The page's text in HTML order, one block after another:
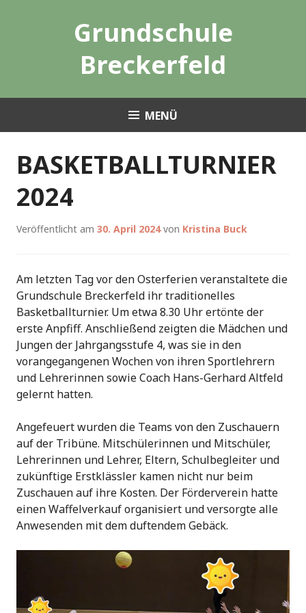
Grundschule
Breckerfeld
MENÜ
BASKETBALLTURNIER
2024
Veröffentlicht am 30. April 2024von Kristina Buck
Am letzten Tag vor den Osterferien veranstaltete die
Grundschule Breckerfeld ihr traditionelles
Basketballturnier. Um etwa 8.30 Uhr ertönte der
erste Anpfiff. Anschließend zeigten die Mädchen und
Jungen der Jahrgangsstufe 4, was sie in den
vorangegangenen Wochen von ihren Sportlehrern
und Lehrerinnen sowie Coach Hans-Gerhard Altfeld
gelernt hatten.
Angefeuert wurden die Teams von den Zuschauern
auf der Tribüne. Mitschülerinnen und Mitschüler,
Lehrerinnen und Lehrer, Eltern, Schulbegleiter und
zukünftige Erstklässler kamen nicht nur beim
Zuschauen auf ihre Kosten. Der Förderverein hatte
einen Waffelverkauf organisiert und versorgte alle
Anwesenden mit dem duftendem Gebäck.